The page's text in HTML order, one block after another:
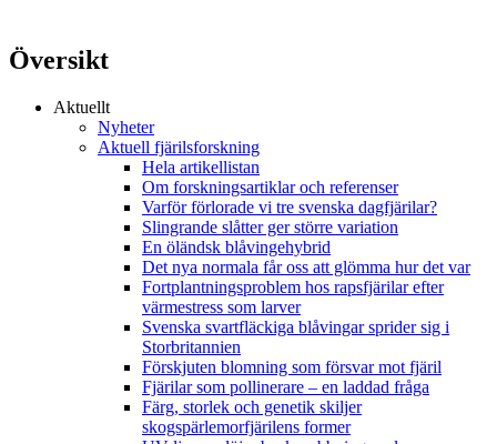
Översikt
Aktuellt
Nyheter
Aktuell fjärilsforskning
Hela artikellistan
Om forskningsartiklar och referenser
Varför förlorade vi tre svenska dagfjärilar?
Slingrande slåtter ger större variation
En öländsk blåvingehybrid
Det nya normala får oss att glömma hur det var
Fortplantningsproblem hos rapsfjärilar efter
värmestress som larver
Svenska svartfläckiga blåvingar sprider sig i
Storbritannien
Förskjuten blomning som försvar mot fjäril
Fjärilar som pollinerare – en laddad fråga
Färg, storlek och genetik skiljer
skogspärlemorfjärilens former